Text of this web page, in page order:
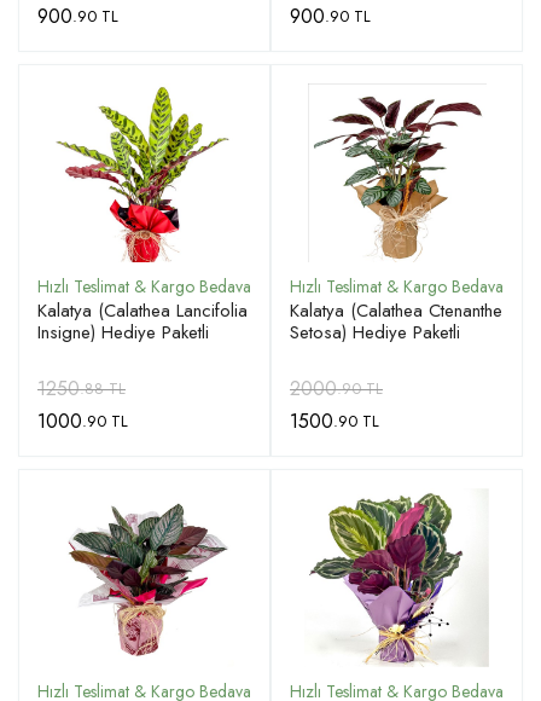
900.90 TL 900.90 TL
Kalatya (Calathea Lancifolia
Insigne) Hediye Paketli
1250.88 TL
1000.90 TL
Kalatya (Calathea Ctenanthe
Setosa) Hediye Paketli
2000.90 TL
1500.90 TL